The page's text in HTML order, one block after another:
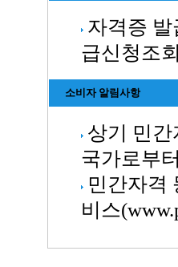
자격증
급신청조
소비자 알림사항
상기 민
국가로부
민간자격
비스